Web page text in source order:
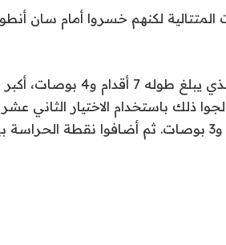
المتتالية لكنهم خسروا أمام سان
ذلك باستخدام الاختيار الثاني
الإسباني أداي مارا الذي يبلغ طوله 7 أقدام و3 بوصات. ثم أضافوا